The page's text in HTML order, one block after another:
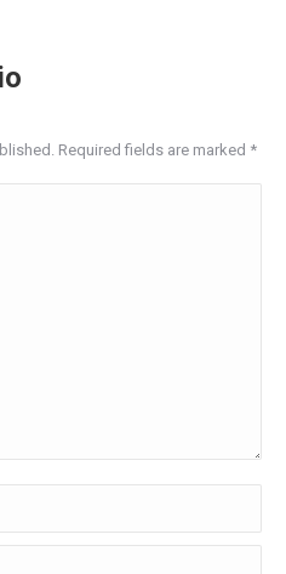
Required fields are marked *